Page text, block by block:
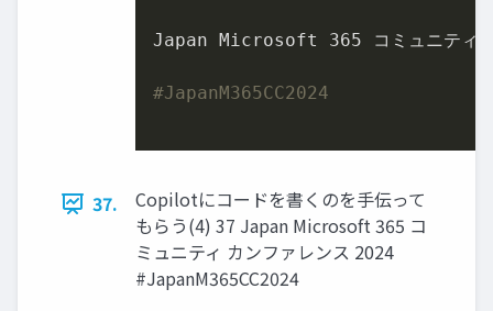
Japan Microsoft 365 コミュニティ
#JapanM365CC2024
37.
Copilotにコードを書くのを手伝って
もらう(4) 37 Japan Microsoft 365 コ
ミュニティ カンファレンス 2024
#JapanM365CC2024